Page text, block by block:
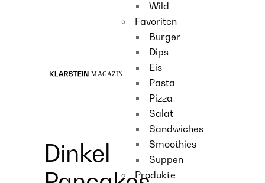
Wild
Favoriten
Burger
Dips
Eis
Pasta
Pizza
Salat
Sandwiches
Smoothies
Suppen
Produkte
Dinkel